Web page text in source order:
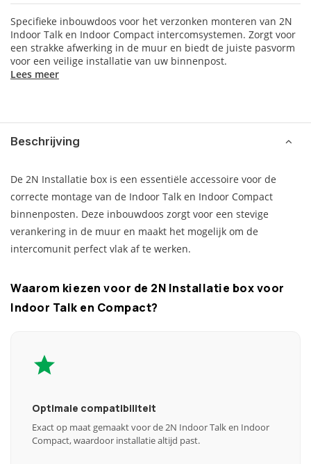
Specifieke inbouwdoos voor het verzonken monteren van 2N
Indoor Talk en Indoor Compact intercomsystemen. Zorgt voor
een strakke afwerking in de muur en biedt de juiste pasvorm
voor een veilige installatie van uw binnenpost.
Lees meer
Beschrijving
De 2N Installatie box is een essentiële accessoire voor de
correcte montage van de Indoor Talk en Indoor Compact
binnenposten. Deze inbouwdoos zorgt voor een stevige
verankering in de muur en maakt het mogelijk om de
intercomunit perfect vlak af te werken.
Waarom kiezen voor de 2N Installatie box voor
Indoor Talk en Compact?
Optimale compatibiliteit
Exact op maat gemaakt voor de 2N Indoor Talk en Indoor
Compact, waardoor installatie altijd past.